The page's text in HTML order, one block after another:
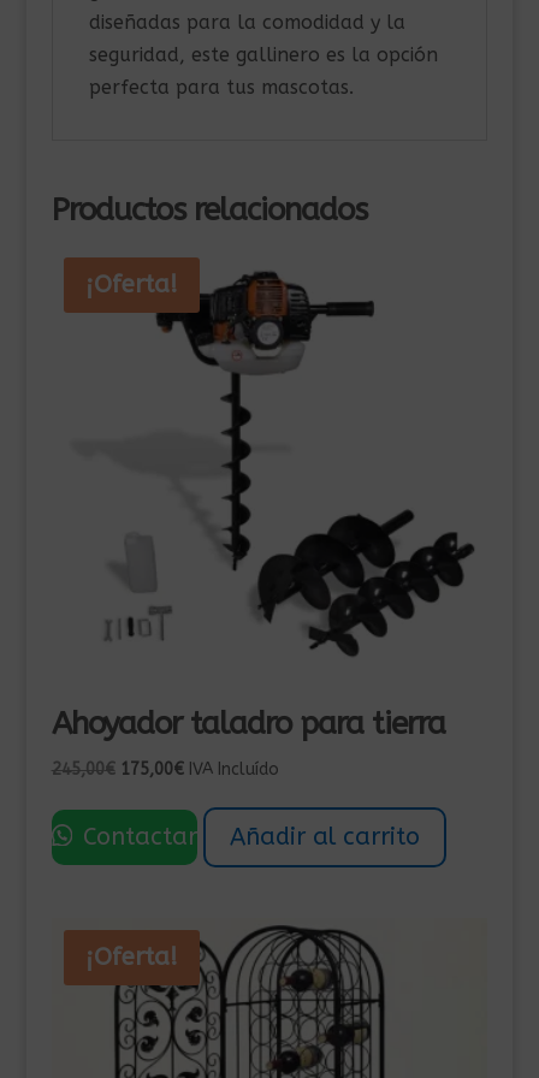
diseñadas para la comodidad y la
seguridad, este gallinero es la opción
perfecta para tus mascotas.
Productos relacionados
¡Oferta!
Ahoyador taladro para tierra
245,00€ El
original
era:
175,00€El
actual
es:
IVA Incluído
Contactar Añadir al carrito
¡Oferta!